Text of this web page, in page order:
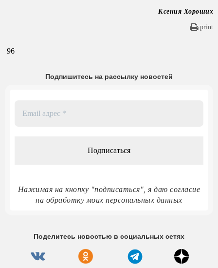
Ксения Хороших
print
96
Подпишитесь на рассылку новостей
Нажимая на кнопку "подписаться", я даю согласие
на обработку моих персональных данных
Поделитесь новостью в социальных сетях